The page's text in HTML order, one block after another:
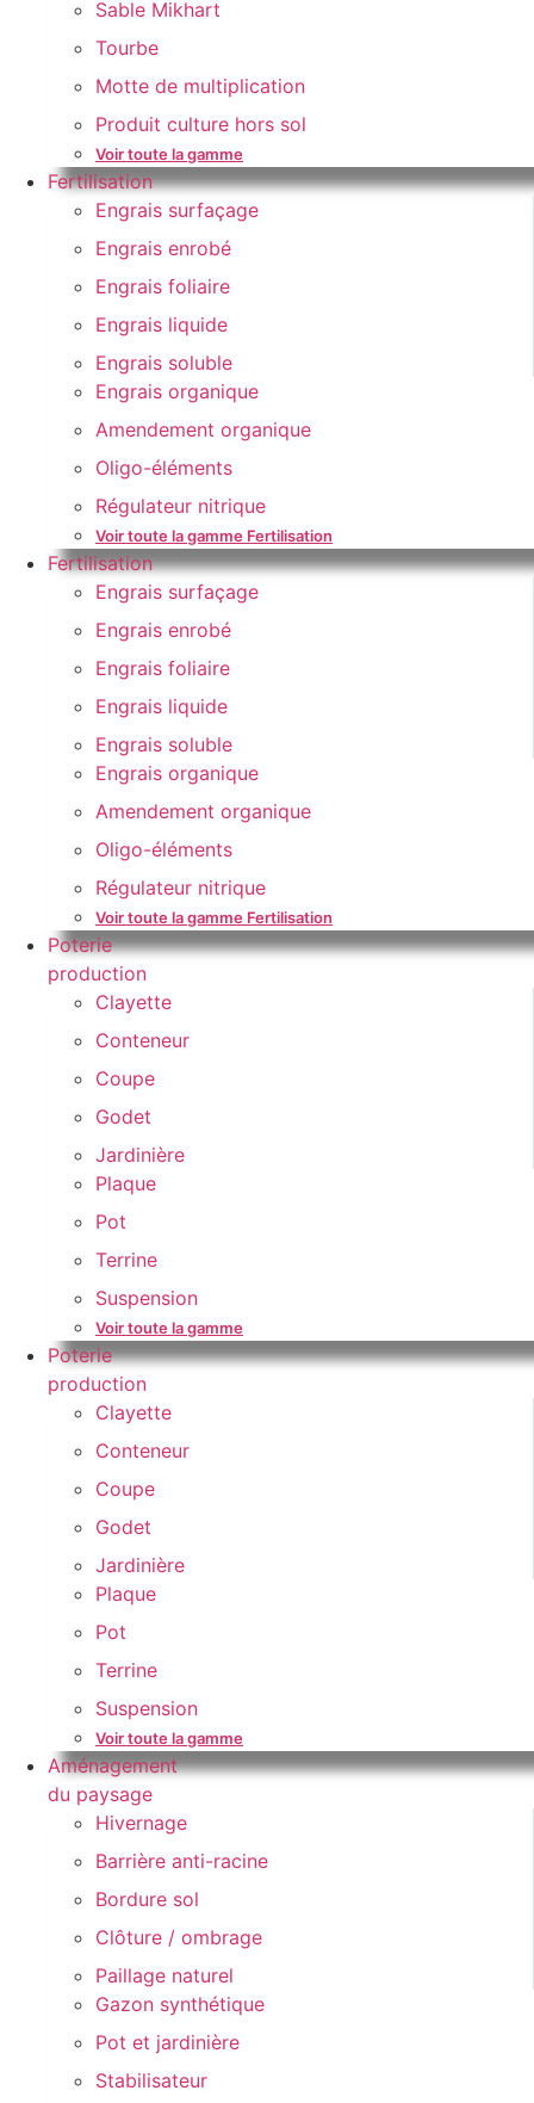
Sable Mikhart
Tourbe
Motte de multiplication
Produit culture hors sol
Voir toute la gamme
Fertilisation
Engrais surfaçage
Engrais enrobé
Engrais foliaire
Engrais liquide
Engrais soluble
Engrais organique
Amendement organique
Oligo-éléments
Régulateur nitrique
Voir toute la gamme Fertilisation
Fertilisation
Engrais surfaçage
Engrais enrobé
Engrais foliaire
Engrais liquide
Engrais soluble
Engrais organique
Amendement organique
Oligo-éléments
Régulateur nitrique
Voir toute la gamme Fertilisation
Poterie
production
Clayette
Conteneur
Coupe
Godet
Jardinière
Plaque
Pot
Terrine
Suspension
Voir toute la gamme
Poterie
production
Clayette
Conteneur
Coupe
Godet
Jardinière
Plaque
Pot
Terrine
Suspension
Voir toute la gamme
Aménagement
du paysage
Hivernage
Barrière anti-racine
Bordure sol
Clôture / ombrage
Paillage naturel
Gazon synthétique
Pot et jardinière
Stabilisateur